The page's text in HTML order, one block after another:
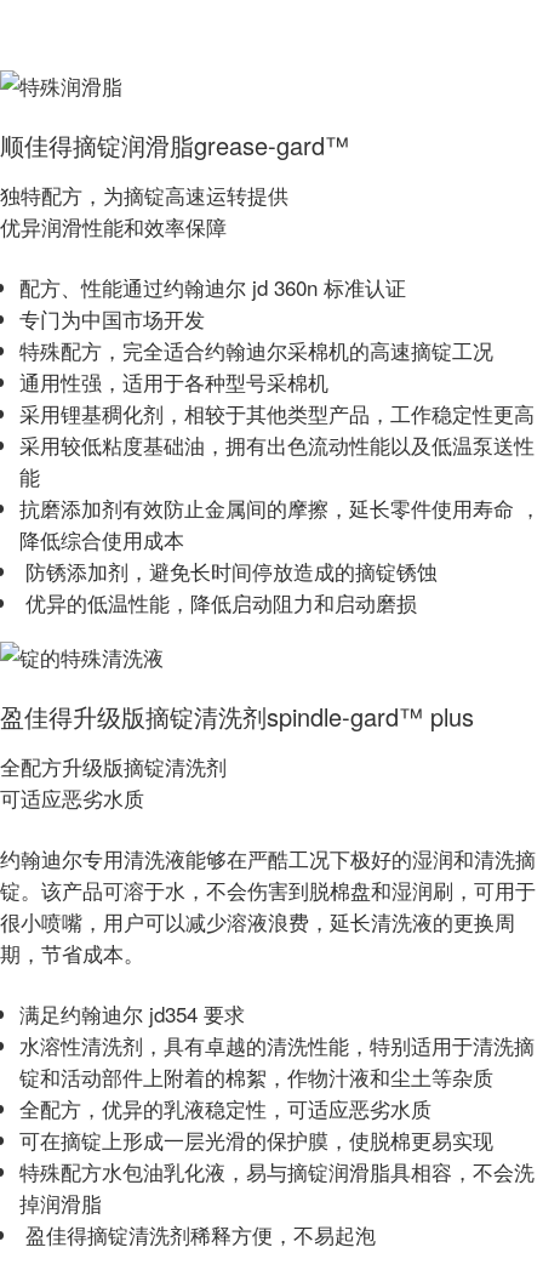
顺佳得摘锭润滑脂grease-gard™
独特配方，为摘锭高速运转提供
优异润滑性能和效率保障
配方、性能通过约翰迪尔 jd 360n 标准认证
专门为中国市场开发
特殊配方，完全适合约翰迪尔采棉机的高速摘锭工况
通用性强，适用于各种型号采棉机
采用锂基稠化剂，相较于其他类型产品，工作稳定性更高
采用较低粘度基础油，拥有出色流动性能以及低温泵送性
能
抗磨添加剂有效防止金属间的摩擦，延长零件使用寿命 ，
降低综合使用成本
防锈添加剂，避免长时间停放造成的摘锭锈蚀
优异的低温性能，降低启动阻力和启动磨损
盈佳得升级版摘锭清洗剂spindle-gard™ plus
全配方升级版摘锭清洗剂
可适应恶劣水质
约翰迪尔专用清洗液能够在严酷工况下极好的湿润和清洗摘
锭。该产品可溶于水，不会伤害到脱棉盘和湿润刷，可用于
很小喷嘴，用户可以减少溶液浪费，延长清洗液的更换周
期，节省成本。
满足约翰迪尔 jd354 要求
水溶性清洗剂，具有卓越的清洗性能，特别适用于清洗摘
锭和活动部件上附着的棉絮，作物汁液和尘土等杂质
全配方，优异的乳液稳定性，可适应恶劣水质
可在摘锭上形成一层光滑的保护膜，使脱棉更易实现
特殊配方水包油乳化液 ，易与摘锭润滑脂具相容，不会洗
掉润滑脂
盈佳得摘锭清洗剂稀释方便，不易起泡